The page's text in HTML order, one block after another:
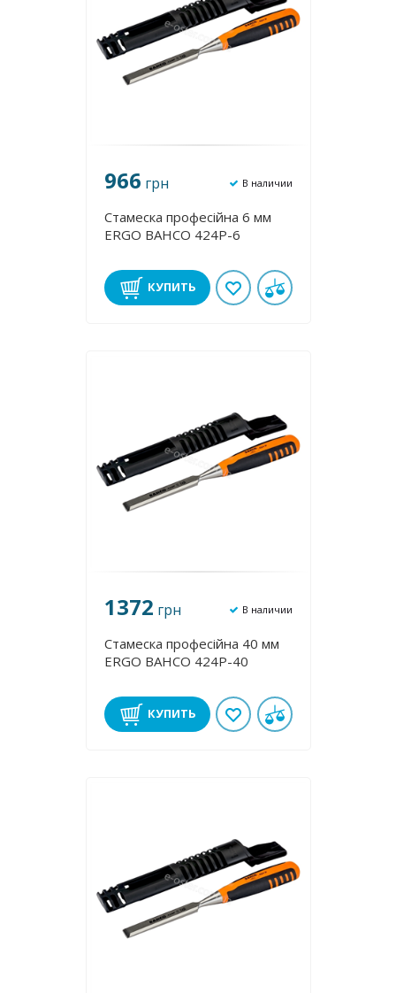
966 грн В наличии
Стамеска професійна 6 мм
ERGO BAHCO 424P-6
КУПИТЬ
1372 грн В наличии
Стамеска професійна 40 мм
ERGO BAHCO 424P-40
КУПИТЬ